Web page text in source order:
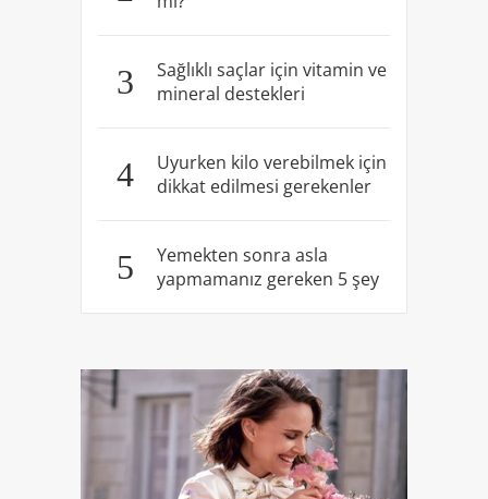
3
Sağlıklı saçlar için vitamin ve
mineral destekleri
4
Uyurken kilo verebilmek için
dikkat edilmesi gerekenler
5
Yemekten sonra asla
yapmamanız gereken 5 şey